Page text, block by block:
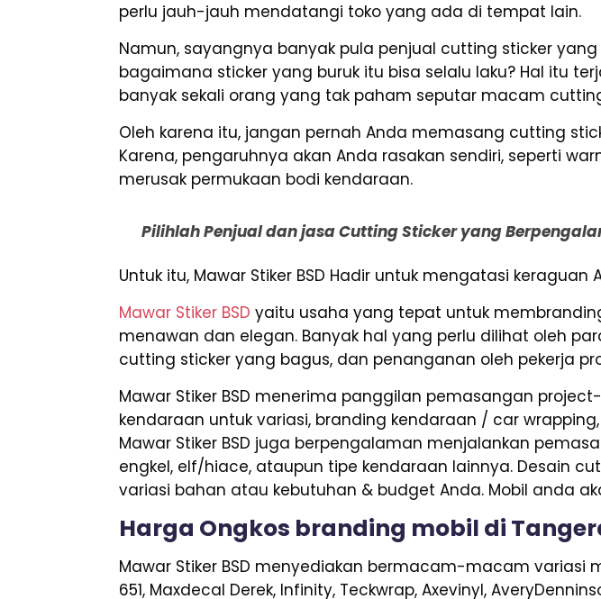
perlu jauh-jauh mendatangi toko yang ada di tempat lain.
Namun, sayangnya banyak pula penjual cutting sticker
bagaimana sticker yang buruk itu bisa selalu laku? Hal itu
banyak sekali orang yang tak paham seputar macam
Oleh karena itu, jangan pernah Anda memasang cutting
Karena, pengaruhnya akan Anda rasakan sendiri, seperti
merusak permukaan bodi kendaraan.
Pilihlah Penjual dan jasa Cutting Sticker yang
Untuk itu, Mawar Stiker BSD Hadir untuk mengatasi keraguan
Mawar Stiker BSD yaitu usaha yang tepat untuk
menawan dan elegan. Banyak hal yang perlu dilihat oleh
cutting sticker yang bagus, dan penanganan oleh pekerja
Mawar Stiker BSD menerima panggilan pemasangan
kendaraan untuk variasi, branding kendaraan / car
Mawar Stiker BSD juga berpengalaman menjalankan
engkel, elf/hiace, ataupun tipe kendaraan lainnya. Desain
variasi bahan atau kebutuhan & budget Anda. Mobil anda
Harga Ongkos branding mobil di
Mawar Stiker BSD menyediakan bermacam-macam variasi
651, Maxdecal Derek, Infinity, Teckwrap, Axevinyl,